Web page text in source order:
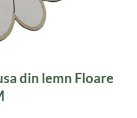
din lemn Floare